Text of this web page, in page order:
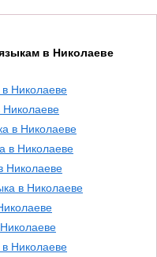
в Николаеве
в Николаеве
Николаеве
в Николаеве
в Николаеве
Николаеве
в Николаеве
в Николаеве